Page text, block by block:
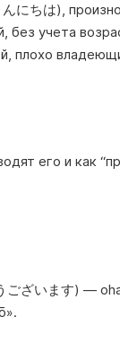
にちは),
без учета
плохо
его и как
ございます) —